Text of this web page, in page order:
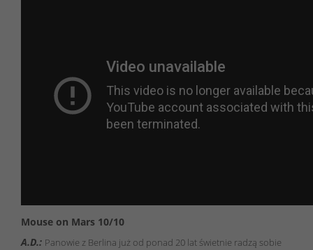
Mouse on Mars 10/10
A.D.: Panowie z Berlina już od ponad 20 lat świetnie radzą sobie